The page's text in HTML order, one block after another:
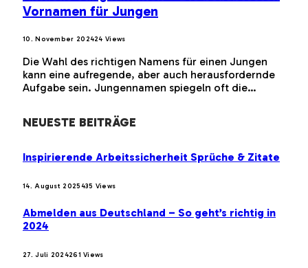
Vornamen für Jungen
10. November 202424Views
Die Wahl des richtigen Namens für einen Jungen
kann eine aufregende, aber auch herausfordernde
Aufgabe sein. Jungennamen spiegeln oft die…
NEUESTE BEITRÄGE
Inspirierende Arbeitssicherheit Sprüche & Zitate
14. August 2025435 Views
Abmelden aus Deutschland – So geht’s richtig in
2024
27. Juli 2024261Views